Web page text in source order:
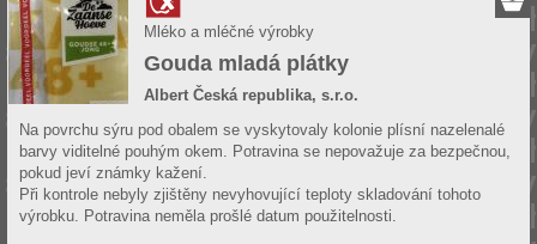
Mléko a mléčné výrobky
Gouda mladá plátky
Albert Česká republika, s.r.o.
Na povrchu sýru pod obalem se vyskytovaly kolonie plísní nazelenalé
barvy viditelné pouhým okem. Potravina se nepovažuje za bezpečnou,
pokud jeví známky kažení.
Při kontrole nebyly zjištěny nevyhovující teploty skladování tohoto
výrobku. Potravina neměla prošlé datum použitelnosti.